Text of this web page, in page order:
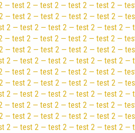
test 2 — test 2 — test 2 — test 2 —
— test 2 — test 2 — test 2 — test 2 —
— test 2 — test 2 — test 2 — test 2 —
test 2 — test 2 — test 2 — test 2 —
— test 2 — test 2 — test 2 — test 2 —
— test 2 — test 2 — test 2 — test 2 —
test 2 — test 2 — test 2 — test 2 —
— test 2 — test 2 — test 2 — test 2 —
— test 2 — test 2 — test 2 — test 2 —
test 2 — test 2 — test 2 — test 2 —
— test 2 — test 2 — test 2 — test 2 —
— test 2 — test 2 — test 2 — test 2 —